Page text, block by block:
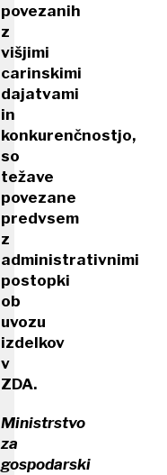
povezanih
z
višjimi
carinskimi
dajatvami
in
konkurenčnostjo,
so
težave
povezane
predvsem
z
administrativnimi
postopki
ob
uvozu
izdelkov
v
ZDA.
Ministrstvo
za
gospodarski